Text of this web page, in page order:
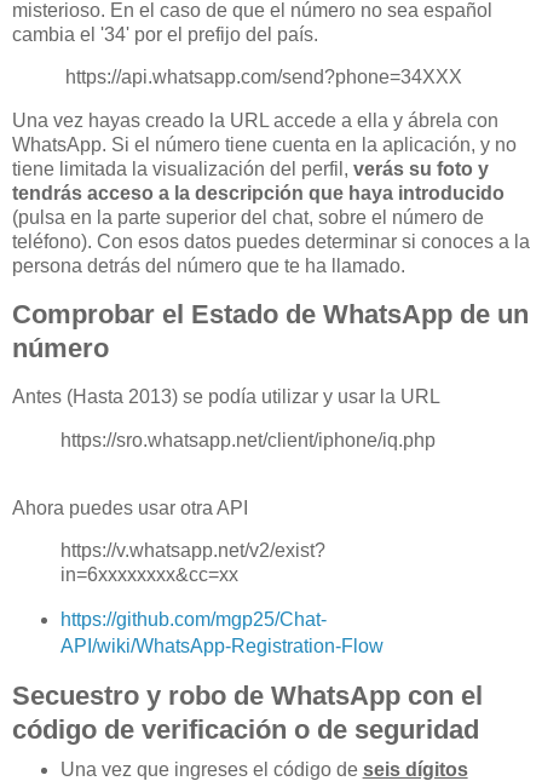
misterioso. En el caso de que el número no sea español
cambia el '34' por el prefijo del país.
https://api.whatsapp.com/send?phone=34XXX
Una vez hayas creado la URL accede a ella y ábrela con
WhatsApp. Si el número tiene cuenta en la aplicación, y no
tiene limitada la visualización del perfil, verás su foto y
tendrás acceso a la descripción que haya introducido
(pulsa en la parte superior del chat, sobre el número de
teléfono). Con esos datos puedes determinar si conoces a la
persona detrás del número que te ha llamado.
Comprobar el Estado de WhatsApp de un
número
Antes (Hasta 2013) se podía utilizar y usar la URL
https://sro.whatsapp.net/client/iphone/iq.php
Ahora puedes usar otra API
https://v.whatsapp.net/v2/exist?
in=6xxxxxxxx&cc=xx
https://github.com/mgp25/Chat-
API/wiki/WhatsApp-Registration-Flow
Secuestro y robo de WhatsApp con el
código de verificación o de seguridad
Una vez que ingreses el código de seis dígitos